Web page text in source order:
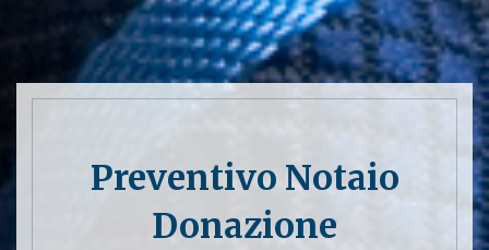
Preventivo Notaio
Donazione